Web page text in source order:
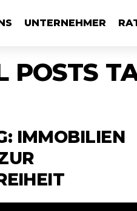
UNTERNEHMER
POSTS
IMMOBILIEN